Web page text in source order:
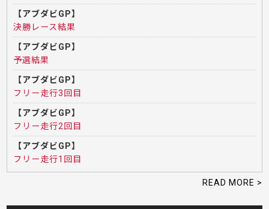
【アブダビGP】
決勝レース結果
【アブダビGP】
予選結果
【アブダビGP】
フリー走行3回目
【アブダビGP】
フリー走行2回目
【アブダビGP】
フリー走行1回目
READ MORE >